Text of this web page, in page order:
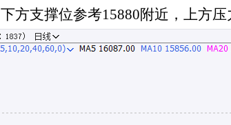
方支撑位参考15880附近，上方压